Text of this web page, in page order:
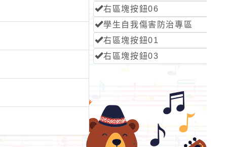
右區塊按鈕06
學生自我傷害防治專區
右區塊按鈕01
右區塊按鈕03